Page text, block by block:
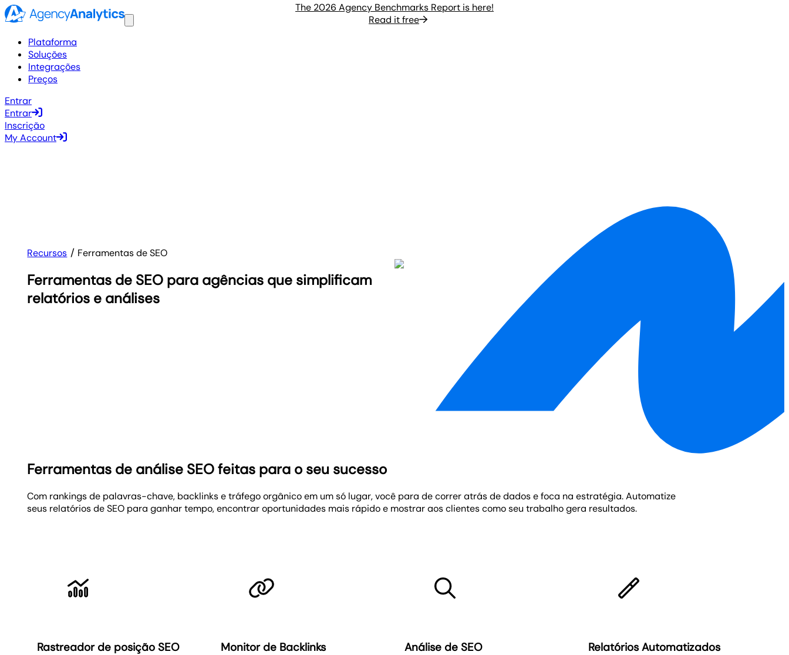
The 2026 Agency Benchmarks Report is here!
Read it free
Plataforma
Soluções
Integrações
Preços
Entrar
Entrar
Inscrição
My Account
Recursos Ferramentas de SEO
Ferramentas de SEO para agências que simplificam
relatórios e análises
Ferramentas de análise SEO feitas para o seu sucesso
Com rankings de palavras-chave, backlinks e tráfego orgânico em um só lugar, você para de correr atrás de dados e foca na estratégia. Automatize
seus relatórios de SEO para ganhar tempo, encontrar oportunidades mais rápido e mostrar aos clientes como seu trabalho gera resultados.
Rastreador de posição SEO Monitor de Backlinks Análise de SEO Relatórios Automatizados